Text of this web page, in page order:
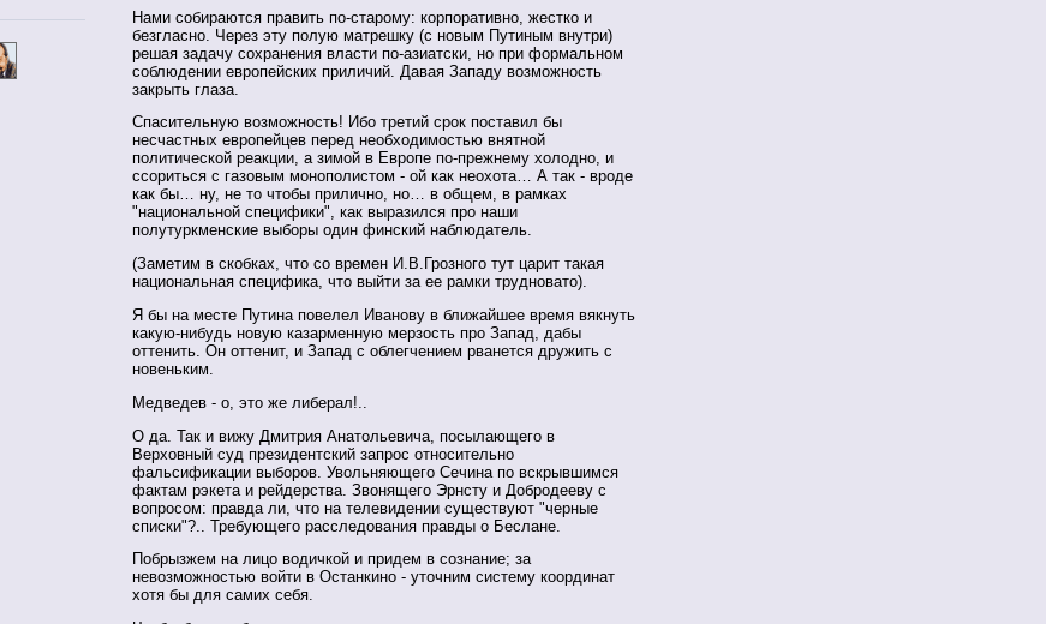
Нами собираются править по-старому: корпоративно, жестко и
безгласно. Через эту полую матрешку (с новым Путиным внутри)
решая задачу сохранения власти по-азиатски, но при формальном
соблюдении европейских приличий. Давая Западу возможность
закрыть глаза.
Спасительную возможность! Ибо третий срок поставил бы
несчастных европейцев перед необходимостью внятной
политической реакции, а зимой в Европе по-прежнему холодно, и
ссориться с газовым монополистом - ой как неохота… А так - вроде
как бы… ну, не то чтобы прилично, но… в общем, в рамках
"национальной специфики", как выразился про наши
полутуркменские выборы один финский наблюдатель.
(Заметим в скобках, что со времен И.В.Грозного тут царит такая
национальная специфика, что выйти за ее рамки трудновато).
Я бы на месте Путина повелел Иванову в ближайшее время вякнуть
какую-нибудь новую казарменную мерзость про Запад, дабы
оттенить. Он оттенит, и Запад с облегчением рванется дружить с
новеньким.
Медведев - о, это же либерал!..
О да. Так и вижу Дмитрия Анатольевича, посылающего в
Верховный суд президентский запрос относительно
фальсификации выборов. Увольняющего Сечина по вскрывшимся
фактам рэкета и рейдерства. Звонящего Эрнсту и Добродееву с
вопросом: правда ли, что на телевидении существуют "черные
списки"?.. Требующего расследования правды о Беслане.
Побрызжем на лицо водичкой и придем в сознание; за
невозможностью войти в Останкино - уточним систему координат
хотя бы для самих себя.